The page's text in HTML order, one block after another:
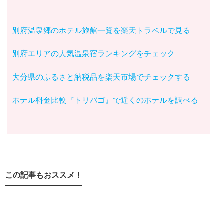
別府温泉郷のホテル旅館一覧を楽天トラベルで見る
別府エリアの人気温泉宿ランキングをチェック
大分県のふるさと納税品を楽天市場でチェックする
ホテル料金比較『トリバゴ』で近くのホテルを調べる
この記事もおススメ！